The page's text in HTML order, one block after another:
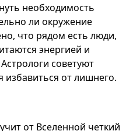
необходимость
ли окружение
что рядом есть люди,
энергией и
советуют
избавиться от лишнего.
от Вселенной четкий